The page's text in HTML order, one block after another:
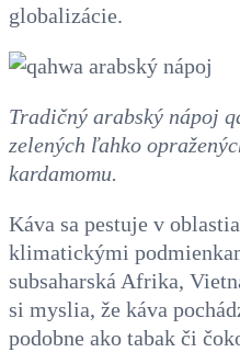
globalizácie.
Tradičný arabský nápoj
zelených ľahko
kardamomu.
Káva sa pestuje v
klimatickými
subsaharská Afrika,
si myslia, že káva
podobne ako tabak či